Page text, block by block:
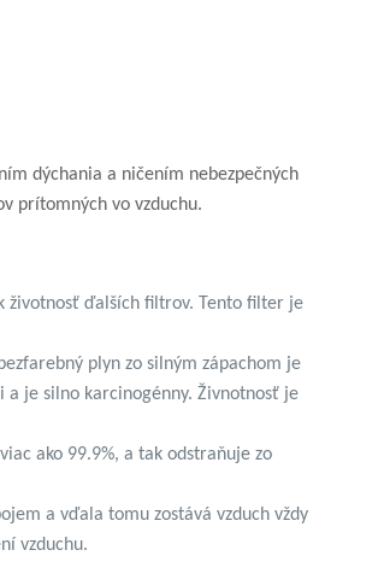
dýchania a ničením nebezpečných
prítomných vo vzduchu.
životnosť ďalších filtrov. Tento filter je
plyn zo silným zápachom je
a je silno karcinogénny. Živnotnosť je
ako 99.9%, a tak odstraňuje zo
a vďala tomu zostává vzduch vždy
vzduchu.